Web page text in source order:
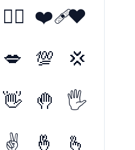
❤️‍🔥 ❤️‍🩹❤️
💋
💯
💢
👋
🤚
🖐️
✌️
🤞 🫰